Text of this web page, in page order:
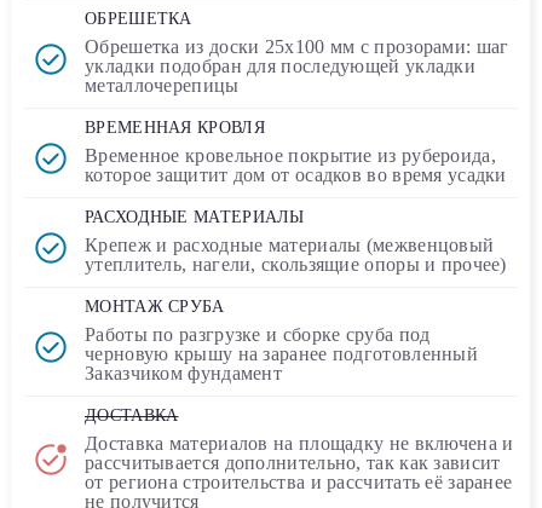
ОБРЕШЕТКА
Обрешетка из доски 25х100 мм с прозорами: шаг
укладки подобран для последующей укладки
металлочерепицы
ВРЕМЕННАЯ КРОВЛЯ
Временное кровельное покрытие из рубероида,
которое защитит дом от осадков во время усадки
РАСХОДНЫЕ МАТЕРИАЛЫ
Крепеж и расходные материалы (межвенцовый
утеплитель, нагели, скользящие опоры и прочее)
МОНТАЖ СРУБА
Работы по разгрузке и сборке сруба под
черновую крышу на заранее подготовленный
Заказчиком фундамент
ДОСТАВКА
Доставка материалов на площадку не включена и
рассчитывается дополнительно, так как зависит
от региона строительства и рассчитать её заранее
не получится